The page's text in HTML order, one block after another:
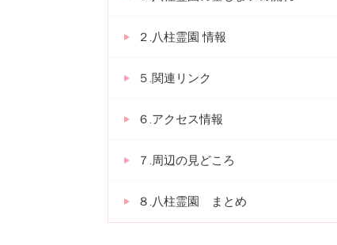
２.八柱霊園 情報
５.関連リンク
６.アクセス情報
７.周辺の見どころ
８.八柱霊園 まとめ